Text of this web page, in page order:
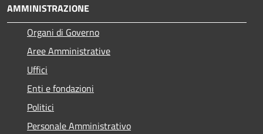
AMMINISTRAZIONE
Organi di Governo
Aree Amministrative
Uffici
Enti e fondazioni
Politici
Personale Amministrativo